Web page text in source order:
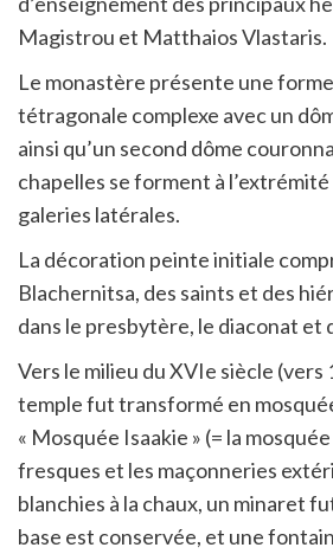
Magistrou et Matthaios Vlastaris.
Le monastère présente une
tétragonale complexe avec un
ainsi qu’un second dôme
chapelles se forment à
galeries latérales.
La décoration peinte initiale
Blachernitsa, des saints et des
dans le presbytère, le diaconat et
Vers le milieu du XVIe siècle (vers
temple fut transformé en
« Mosquée Isaakie » (= la
fresques et les maçonneries
blanchies à la chaux, un minaret
base est conservée, et une